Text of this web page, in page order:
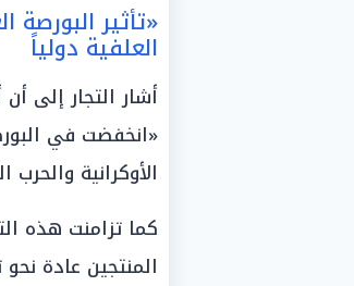
«تأثير
العلفية دولياً
أشار التجار إلى
«انخفضت في
الأوكرانية
كما تزامنت هذه
المنتجين عادة